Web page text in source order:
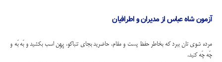
آزمون شاه عباس از مدیران و اطرافیان
مرده شوی تان ببرد که بخاطر حفظ پست و مقام، حاضرید بجای تنباکو، پِهِن اسب بکشید و بَه‌‌‌ بَه‌‌‌‌‌‌ و
چَه چَه کنید.